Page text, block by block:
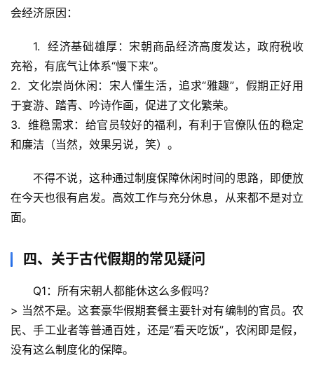
历
史
宙
天
文
活
科
前
沿
会经济原因：
1. 经济基础雄厚 ：宋朝商品经济高度发达，政府税收
充裕，有底气让体系“慢下来”。
2. 文化崇尚休闲 ：宋人懂生活，追求“雅趣”，假期正好用
于宴游、踏青、吟诗作画，促进了文化繁荣。
3. 维稳需求 ：给官员较好的福利，有利于官僚队伍的稳定
和廉洁（当然，效果另说，笑）。
不得不说，这种通过制度保障休闲时间的思路，即便放
在今天也很有启发。 高效工作与充分休息，从来都不是对立
面。
四、关于古代假期的常见疑问
Q1：所有宋朝人都能休这么多假吗？
> 当然不是。这套豪华假期套餐主要针对有编制的官员。农
民、手工业者等普通百姓，还是“看天吃饭”，农闲即是假，
没有这么制度化的保障。